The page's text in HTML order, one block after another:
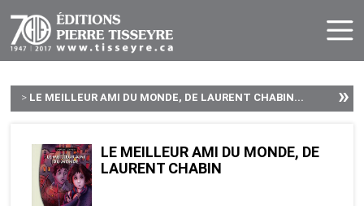
> LE MEILLEUR AMI DU MONDE, DE LAURENT CHABIN... »
LE MEILLEUR AMI DU MONDE, DE
LAURENT CHABIN